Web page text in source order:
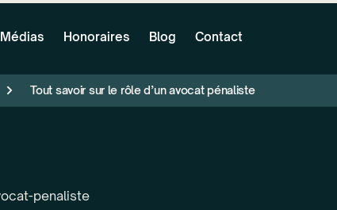
Médias Honoraires Blog Contact
Tout savoir sur le rôle d’un avocat pénaliste